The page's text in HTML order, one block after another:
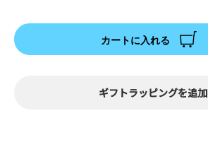
カートに入れる
ギフトラッピングを追加